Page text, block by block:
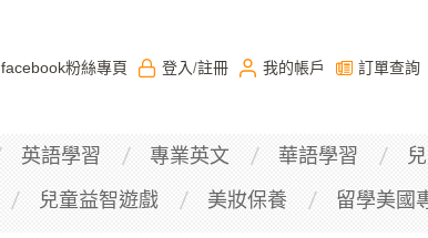
facebook粉絲專頁 登入 /註冊 我的帳戶 訂單查詢
英語學習 專業英文 華語學習
兒童益智遊戲 美妝保養 留學美國